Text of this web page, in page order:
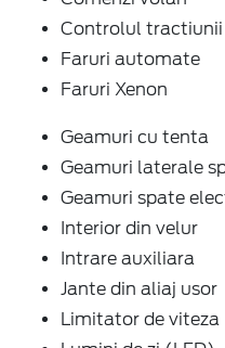
Controlul tractiunii
Faruri automate
Faruri Xenon
Geamuri laterale
Geamuri spate
Interior din velur
Intrare auxiliara
Jante din aliaj usor
Limitator de viteza
Lumini de zi (LED)